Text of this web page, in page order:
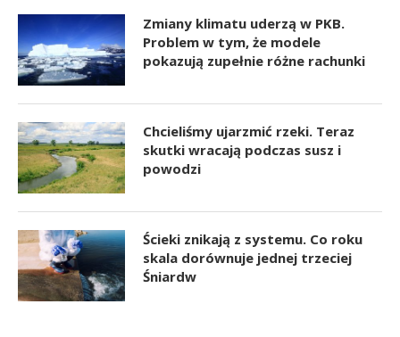
Zmiany klimatu uderzą w PKB.
Problem w tym, że modele
pokazują zupełnie różne rachunki
Chcieliśmy ujarzmić rzeki. Teraz
skutki wracają podczas susz i
powodzi
Ścieki znikają z systemu. Co roku
skala dorównuje jednej trzeciej
Śniardw